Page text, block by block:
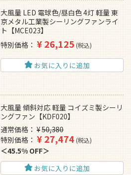
大風量 LED 電球色/昼白色 4灯 軽量 東
京メタル工業製シーリングファンライ
ト【MCE023】
特別価格
¥26,125 税込
お気に入りに追加
大風量 傾斜対応 軽量 コイズミ製シーリ
ングファン【KDF020】
通常価格
¥50,380
特別価格
¥27,474 税込
45.5% OFF
お気に入りに追加